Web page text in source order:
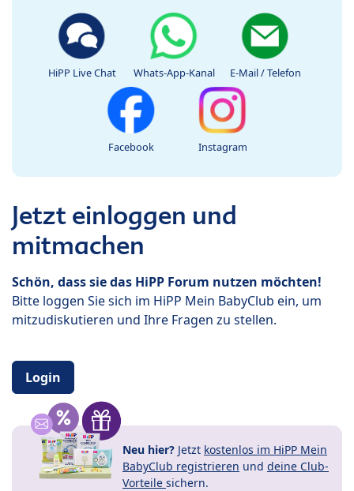
HiPP Live Chat Whats-App-Kanal E-Mail / Telefon
Facebook Instagram
Jetzt einloggen und
mitmachen
Schön, dass sie das HiPP Forum nutzen möchten!
Bitte loggen Sie sich im HiPP Mein BabyClub ein, um
mitzudiskutieren und Ihre Fragen zu stellen.
Login
Neu hier? Jetzt kostenlos im HiPP Mein
BabyClub registrieren und deine Club-
Vorteile sichern.